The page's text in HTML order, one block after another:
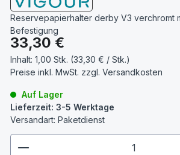
Reservepapierhalter derby V3 verchromt
Befestigung
Regulärer Preis:
33,30 €
Inhalt: 1,00 Stk. (33,30 € / Stk.)
Preise inkl. MwSt. zzgl. Versandkosten
Auf Lager
Lieferzeit: 3-5 Werktage
Versandart: Paketdienst